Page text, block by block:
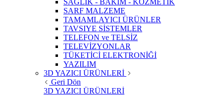
SAĞLIK - BAKIM - KOZMETİK
SARF MALZEME
TAMAMLAYICI ÜRÜNLER
TAVSIYE SİSTEMLER
TELEFON ve TELSİZ
TELEVİZYONLAR
TÜKETİCİ ELEKTRONİĞİ
YAZILIM
3D YAZICI ÜRÜNLERİ
Geri Dön
3D YAZICI ÜRÜNLERİ